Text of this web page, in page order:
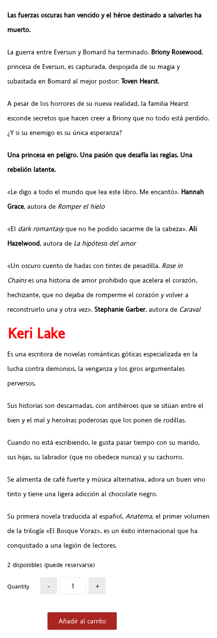
Las fuerzas oscuras han vencido y el héroe destinado a salvarles ha
muerto.
La guerra entre Eversun y Bomard ha terminado. Briony Rosewood,
princesa de Eversun, es capturada, despojada de su magia y
subastada en Bomard al mejor postor: Toven Hearst.
A pesar de los horrores de su nueva realidad, la familia Hearst
esconde secretos que hacen creer a Briony que no todo está perdido.
¿Y si su enemigo es su única esperanza?
Una princesa en peligro. Una pasión que desafía las reglas. Una
rebelión latente.
«Le digo a todo el mundo que lea este libro. Me encantó». Hannah
Grace, autora de Romper el hielo
«El dark romantasyque no he podido sacarme de la cabeza». Ali
Hazelwood, autora de La hipótesis del amor
«Un oscuro cuento de hadas con tintes de pesadilla. Rose in
Chainses una historia de amor prohibido que acelera el corazón,
hechizante, que no dejaba de romperme el corazón y volver a
reconstruirlo una y otra vez». Stephanie Garber, autora de Caraval
Keri Lake
Es una escritora de novelas románticas góticas especializada en la
lucha contra demonios, la venganza y los giros argumentales
perversos.
Sus historias son descarnadas, con antihéroes que se sitúan entre el
bien y el mal y heroínas poderosas que los ponen de rodillas.
Cuando no está escribiendo, le gusta pasar tiempo con su marido,
sus hijas, su labrador (que no obedece nunca) y su cachorro.
Se alimenta de café fuerte y música alternativa, adora un buen vino
tinto y tiene una ligera adicción al chocolate negro.
Su primera novela traducida al español, Anatema, el primer volumen
de la trilogía «El Bosque Voraz», es un éxito internacional que ha
conquistado a una legión de lectores.
2 disponibles (puede reservarse)
Quantity
Añadir al carrito